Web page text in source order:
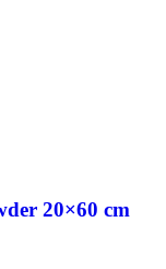
20×60 cm